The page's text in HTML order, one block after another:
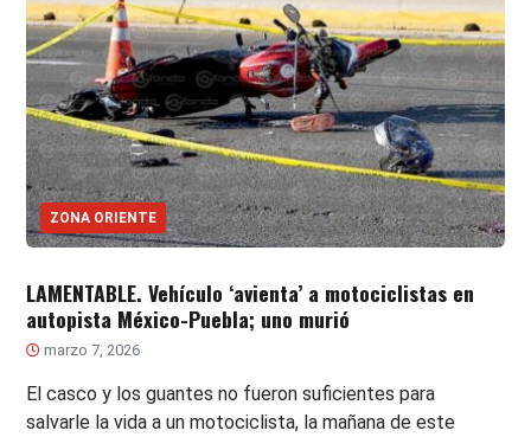
ZONA ORIENTE
LAMENTABLE. Vehículo ‘avienta’ a motociclistas en
autopista México-Puebla; uno murió
marzo 7, 2026
El casco y los guantes no fueron suficientes para
salvarle la vida a un motociclista, la mañana de este